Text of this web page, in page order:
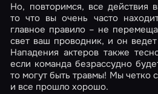
Но, повторимся, все действия
то что вы очень часто
главное правило – не
свет ваш проводник, и он
Нападения актеров также
если команда безрассудно
то могут быть травмы! Мы четко
и все прошло хорошо.